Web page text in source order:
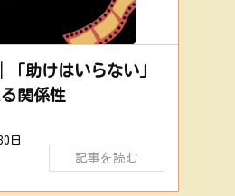
助けはいらない」
関係性
日
記事を読む